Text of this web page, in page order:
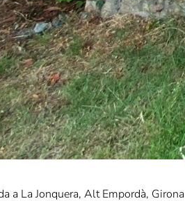
a La Jonquera, Alt Empordà, Girona